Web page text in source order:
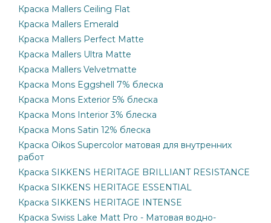
Краска Mallers Ceiling Flat
Краска Mallers Emerald
Краска Mallers Perfect Matte
Краска Mallers Ultra Matte
Краска Mallers Velvetmatte
Краска Mons Eggshell 7% блеска
Краска Mons Exterior 5% блеска
Краска Mons Interior 3% блеска
Краска Mons Satin 12% блеска
Краска Oikos Supercolor матовая для внутренних
работ
Краска SIKKENS HERITAGE BRILLIANT RESISTANCE
Краска SIKKENS HERITAGE ESSENTIAL
Краска SIKKENS HERITAGE INTENSE
Краска Swiss Lake Matt Pro - Матовая водно-